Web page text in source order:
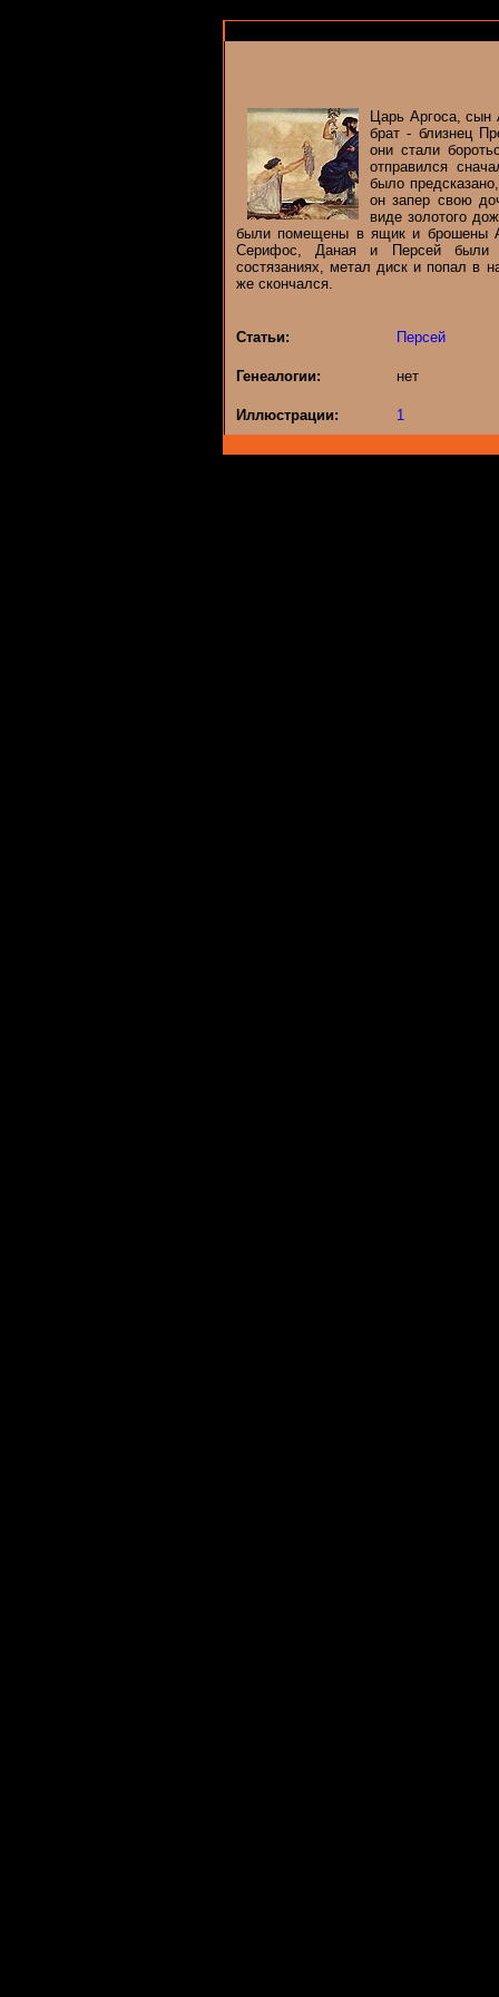
Царь Аргоса, сын
брат - близнец
они стали
отправился
было
он запер свою
виде золотого
были помещены в ящик и брошены
Серифос, Даная и Персей были
состязаниях, метал диск и попал в
же скончался.
Статьи: Персей
Генеалогии: нет
Иллюстрации: 1